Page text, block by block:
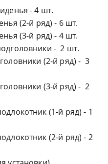
- 4 шт.
(2-й ряд) - 6 шт.
(3-й ряд) - 4 шт.
- 2 шт.
(2-й ряд) - 3
(3-й ряд) - 2
(1-й ряд) - 1
(2-й ряд) - 2